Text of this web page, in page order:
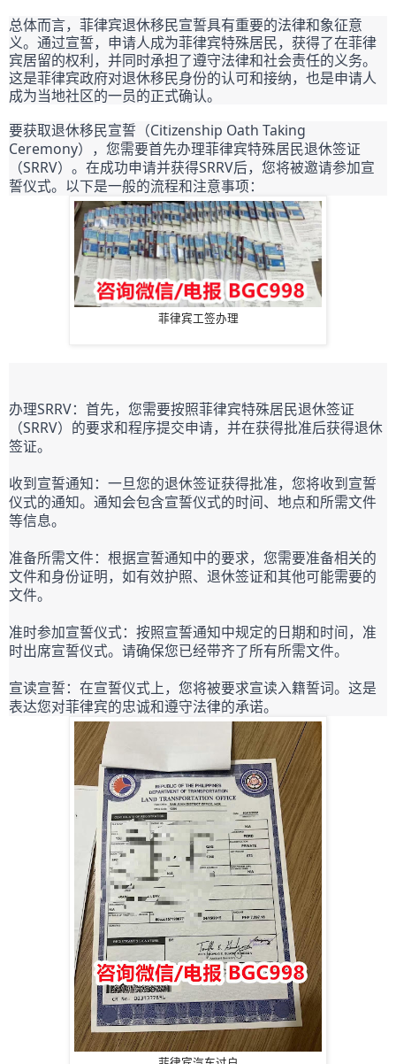
总体而言，菲律宾退休移民宣誓具有重要的法律和象征意
义。通过宣誓，申请人成为菲律宾特殊居民，获得了在菲律
宾居留的权利，并同时承担了遵守法律和社会责任的义务。
这是菲律宾政府对退休移民身份的认可和接纳，也是申请人
成为当地社区的一员的正式确认。
要获取退休移民宣誓（Citizenship Oath Taking
Ceremony），您需要首先办理菲律宾特殊居民退休签证
（SRRV）。在成功申请并获得SRRV后，您将被邀请参加宣
誓仪式。以下是一般的流程和注意事项：
菲律宾工签办理
办理SRRV：首先，您需要按照菲律宾特殊居民退休签证
（SRRV）的要求和程序提交申请，并在获得批准后获得退休
签证。
收到宣誓通知：一旦您的退休签证获得批准，您将收到宣誓
仪式的通知。通知会包含宣誓仪式的时间、地点和所需文件
等信息。
准备所需文件：根据宣誓通知中的要求，您需要准备相关的
文件和身份证明，如有效护照、退休签证和其他可能需要的
文件。
准时参加宣誓仪式：按照宣誓通知中规定的日期和时间，准
时出席宣誓仪式。请确保您已经带齐了所有所需文件。
宣读宣誓：在宣誓仪式上，您将被要求宣读入籍誓词。这是
表达您对菲律宾的忠诚和遵守法律的承诺。